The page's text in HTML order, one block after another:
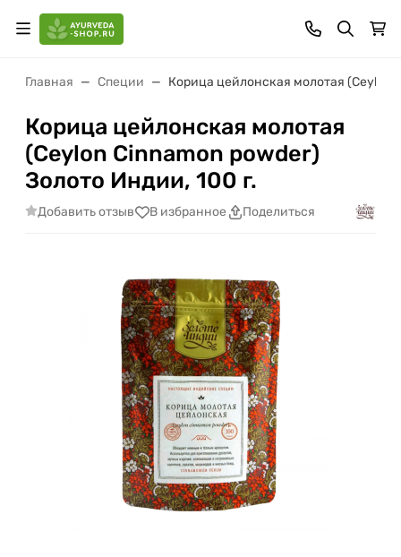
Главная Специи Корица цейлонская молотая (Ceylon
Корица цейлонская молотая
(Ceylon Cinnamon powder)
Золото Индии, 100 г.
Добавить отзыв В избранное Поделиться